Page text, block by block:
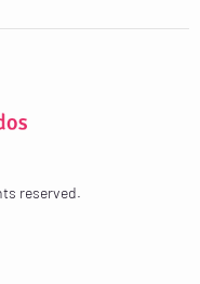
reserved.